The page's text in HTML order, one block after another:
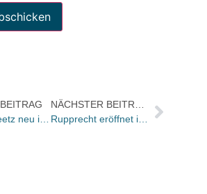
Annette Beetz neu im Sprecherkreis des AkR